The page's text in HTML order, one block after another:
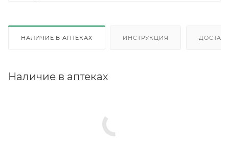
НАЛИЧИЕ В АПТЕКАХ ИНСТРУКЦИЯ
Наличие в аптеках